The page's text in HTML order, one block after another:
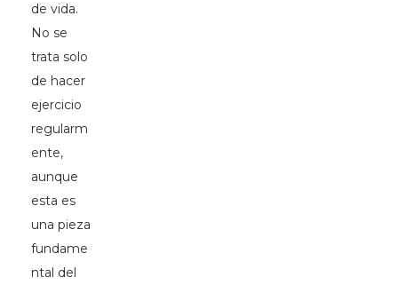
de vida.
No se
trata solo
de hacer
ejercicio
regularm
ente,
aunque
esta es
una pieza
fundame
ntal del